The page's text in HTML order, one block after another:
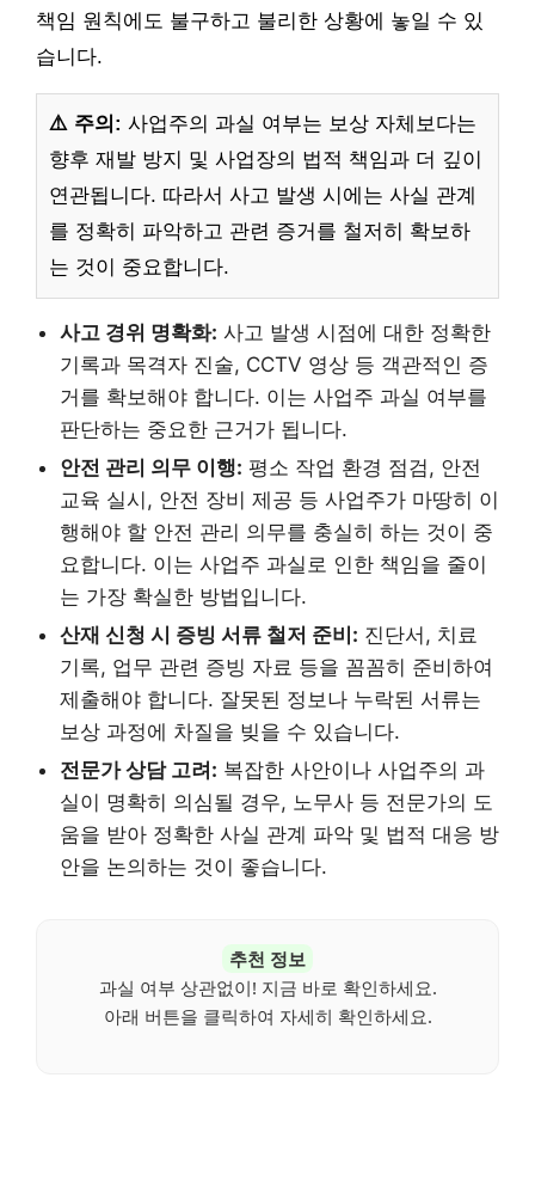
책임 원칙에도 불구하고 불리한 상황에 놓일 수 있
습니다.
⚠️ 주의: 사업주의 과실 여부는 보상 자체보다는
향후 재발 방지 및 사업장의 법적 책임과 더 깊이
연관됩니다. 따라서 사고 발생 시에는 사실 관계
를 정확히 파악하고 관련 증거를 철저히 확보하
는 것이 중요합니다.
사고 경위 명확화: 사고 발생 시점에 대한 정확한
기록과 목격자 진술, CCTV 영상 등 객관적인 증
거를 확보해야 합니다. 이는 사업주 과실 여부를
판단하는 중요한 근거가 됩니다.
안전 관리 의무 이행: 평소 작업 환경 점검, 안전
교육 실시, 안전 장비 제공 등 사업주가 마땅히 이
행해야 할 안전 관리 의무를 충실히 하는 것이 중
요합니다. 이는 사업주 과실로 인한 책임을 줄이
는 가장 확실한 방법입니다.
산재 신청 시 증빙 서류 철저 준비: 진단서, 치료
기록, 업무 관련 증빙 자료 등을 꼼꼼히 준비하여
제출해야 합니다. 잘못된 정보나 누락된 서류는
보상 과정에 차질을 빚을 수 있습니다.
전문가 상담 고려: 복잡한 사안이나 사업주의 과
실이 명확히 의심될 경우, 노무사 등 전문가의 도
움을 받아 정확한 사실 관계 파악 및 법적 대응 방
안을 논의하는 것이 좋습니다.
추천 정보
과실 여부 상관없이! 지금 바로 확인하세요.
아래 버튼을 클릭하여 자세히 확인하세요.